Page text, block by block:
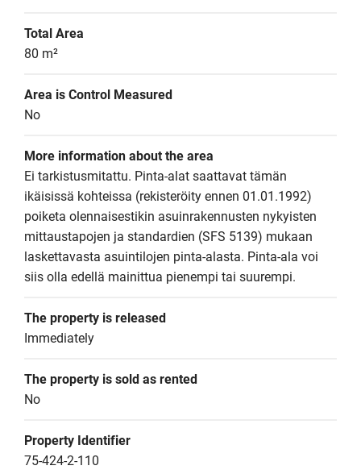
Total Area
80 m²
Area is Control Measured
No
More information about the area
Ei tarkistusmitattu. Pinta-alat saattavat tämän
ikäisissä kohteissa (rekisteröity ennen 01.01.1992)
poiketa olennaisestikin asuinrakennusten nykyisten
mittaustapojen ja standardien (SFS 5139) mukaan
laskettavasta asuintilojen pinta-alasta. Pinta-ala voi
siis olla edellä mainittua pienempi tai suurempi.
The property is released
Immediately
The property is sold as rented
No
Property Identifier
75-424-2-110